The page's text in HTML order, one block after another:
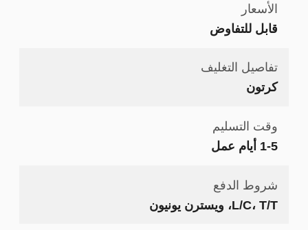
الأسعار
قابل للتفاوض
تفاصيل التغليف
كرتون
وقت التسليم
1-5 أيام عمل
شروط الدفع
L/C، T/T، ويسترن يونيون